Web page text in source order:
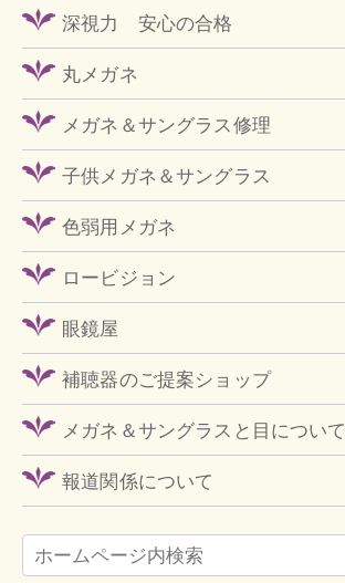
深視力 安心の合格
丸メガネ
メガネ＆サングラス修理
子供メガネ＆サングラス
色弱用メガネ
ロービジョン
眼鏡屋
補聴器のご提案ショップ
メガネ＆サングラスと目について
報道関係について